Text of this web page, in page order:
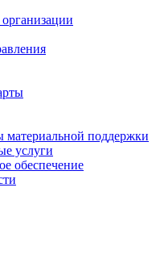
поддержки
услуги
обеспечение